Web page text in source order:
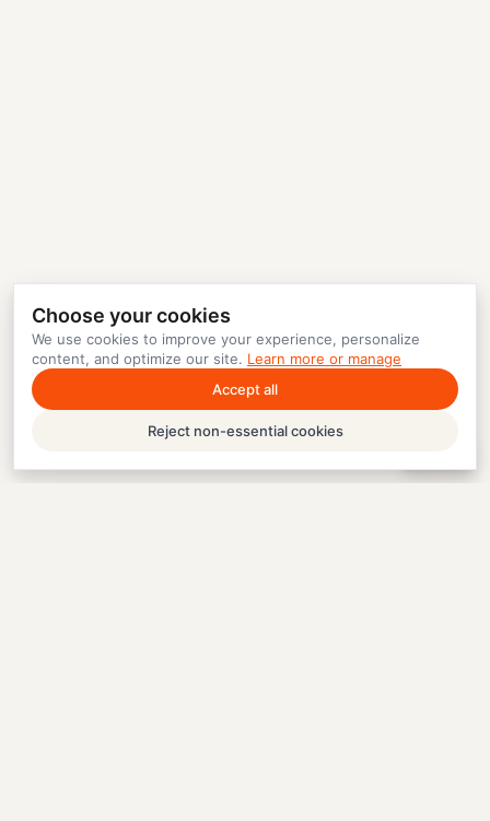
Choose your cookies
We use cookies to improve your experience, personalize
content, and optimize our site. Learn more or manage
Accept all
Reject non-essential cookies